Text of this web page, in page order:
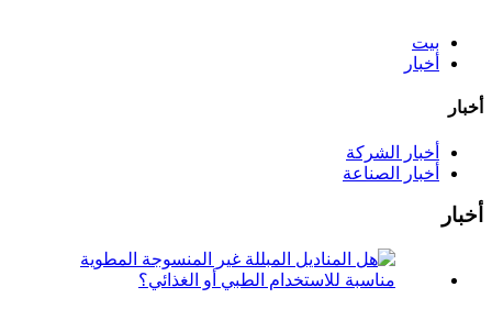
بيت
أخبار
أخبار
أخبار الشركة
أخبار الصناعة
أخبار